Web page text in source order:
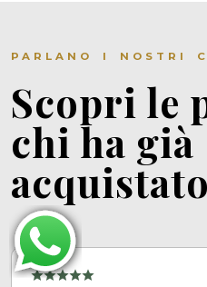
PARLANO I NOSTRI
Scopri le
chi ha già
acquistato